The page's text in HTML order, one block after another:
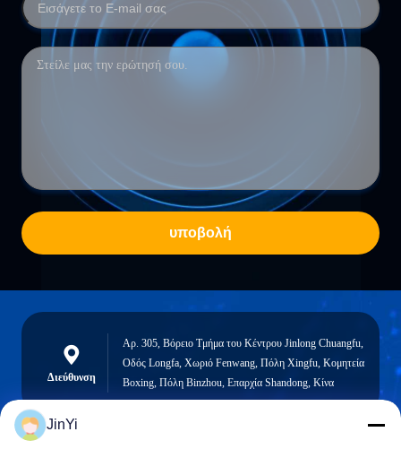
υποβολή
Διεύθυνση
Αρ. 305, Βόρειο Τμήμα του Κέντρου Jinlong Chuangfu,
Οδός Longfa, Χωριό Fenwang, Πόλη Xingfu, Κομητεία
Boxing, Πόλη Binzhou, Επαρχία Shandong, Κίνα
JinYi